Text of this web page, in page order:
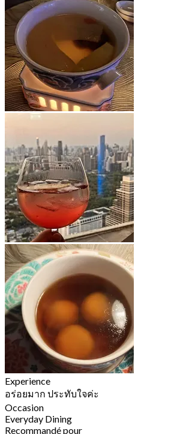
Experience
อร่อยมาก ประทับใจค่ะ
Occasion
Everyday Dining
Recommandé pour